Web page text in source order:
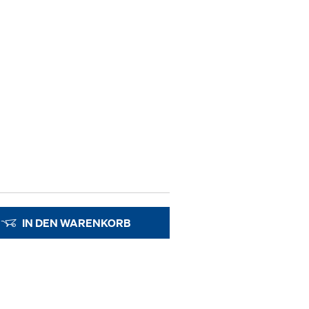
IN DEN WARENKORB